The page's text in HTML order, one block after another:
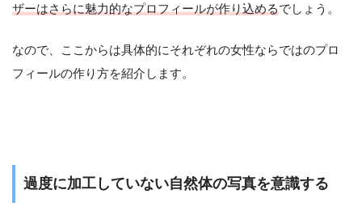
ザーはさらに魅力的なプロフィールが作り込めるでしょう。
なので、ここからは具体的にそれぞれの女性ならではのプロ
フィールの作り方を紹介します。
過度に加工していない自然体の写真を意識する